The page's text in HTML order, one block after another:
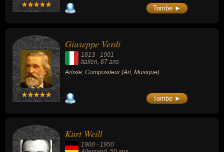
Tombe ►
Giuseppe Verdi
1813 - 1901
Italien , 87 ans
Artiste, Compositeur (Art, Musique).
Tombe ►
Kurt Weill
1900 - 1950